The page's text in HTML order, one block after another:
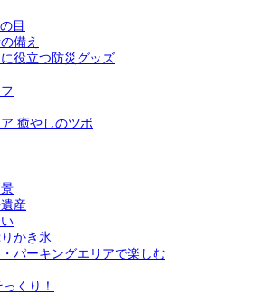
目
備え
役立つ防災グッズ
癒やしのツボ
産
かき氷
パーキングエリアで楽しむ
くり！